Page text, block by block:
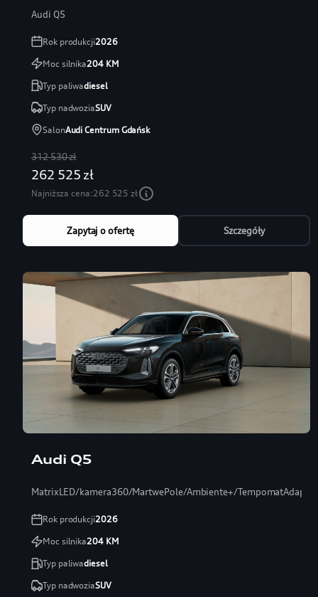
Audi Q5
Rok produkcji2026
Moc silnika204KM
Typ paliwadiesel
Typ nadwoziaSUV
SalonAudi Centrum Gdańsk
312 530 zł
262 525 zł
Najniższa cena:262 525 zł
Zapytaj o ofertę Szczegóły
Audi Q5
MatrixLED/kamera360/MartwePole/Ambiente+/
Rok produkcji2026
Moc silnika204KM
Typ paliwadiesel
Typ nadwoziaSUV